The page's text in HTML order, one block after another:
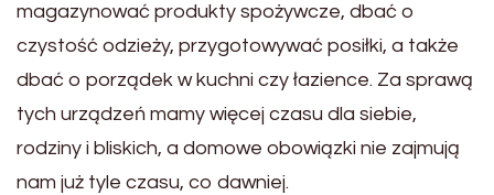
magazynować produkty spożywcze, dbać o
czystość odzieży, przygotowywać posiłki, a także
dbać o porządek w kuchni czy łazience. Za sprawą
tych urządzeń mamy więcej czasu dla siebie,
rodziny i bliskich, a domowe obowiązki nie zajmują
nam już tyle czasu, co dawniej.